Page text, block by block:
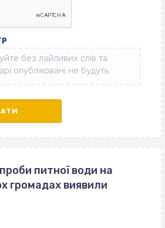
питної води на
громадах виявили